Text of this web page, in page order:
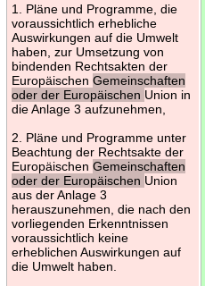
1. Pläne und Programme, die
voraussichtlich erhebliche
Auswirkungen auf die Umwelt
haben, zur Umsetzung von
bindenden Rechtsakten der
Europäischen Gemeinschaften
oder der Europäischen Union in
die Anlage 3 aufzunehmen,
2. Pläne und Programme unter
Beachtung der Rechtsakte der
Europäischen Gemeinschaften
oder der Europäischen Union
aus der Anlage 3
herauszunehmen, die nach den
vorliegenden Erkenntnissen
voraussichtlich keine
erheblichen Auswirkungen auf
die Umwelt haben.